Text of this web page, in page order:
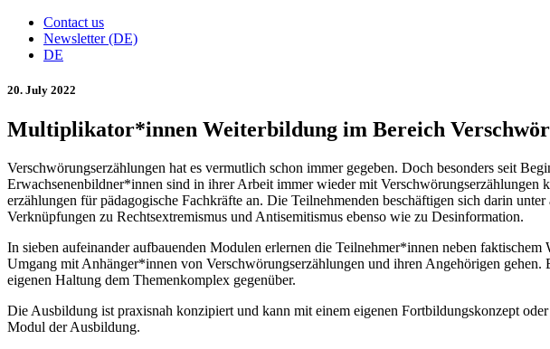
Contact us
Newsletter (DE)
DE
20. July 2022
Multiplikator*innen Weiterbildung im Bereich
Verschwörungserzählungen hat es vermutlich schon immer gegeben. Doch besonders seit
Erwachsenen­bildner*innen sind in ihrer Arbeit immer wieder mit Verschwörungs­erzählungen
erzählungen für pädagogische Fachkräfte an. Die Teilnehmenden beschäftigen sich darin
Verknüpfungen zu Rechtsextremismus und Antisemitismus ebenso wie zu Desinformation.
In sieben aufeinander aufbauenden Modulen erlernen die Teilnehmer*innen neben
Umgang mit Anhänger*innen von Verschwörungserzählungen und ihren Angehörigen
eigenen Haltung dem Themenkomplex gegenüber.
Die Ausbildung ist praxisnah konzipiert und kann mit einem eigenen Fortbildungskonzept
Modul der Ausbildung.